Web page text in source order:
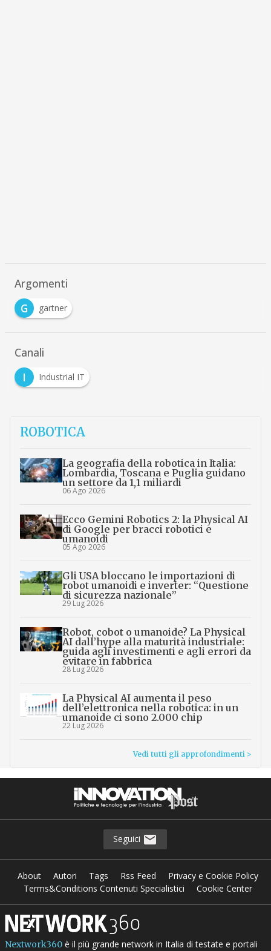
Argomenti
G
gartner
Canali
I
Industrial IT
ROBOTICA
La geografia della robotica in Italia:
Lombardia, Toscana e Puglia guidano
un settore da 1,1 miliardi
06 Ago 2026
Ecco Gemini Robotics 2: la Physical AI
di Google per bracci robotici e
umanoidi
05 Ago 2026
Gli USA bloccano le importazioni di
robot umanoidi e inverter: “Questione
di sicurezza nazionale”
29 Lug 2026
Robot, cobot o umanoide? La Physical
AI dall’hype alla maturità industriale:
guida agli investimenti e agli errori da
evitare in fabbrica
28 Lug 2026
La Physical AI aumenta il peso
dell’elettronica nella robotica: in un
umanoide ci sono 2.000 chip
22 Lug 2026
Vedi tutti gli approfondimenti >
Seguici
About Autori Tags Rss Feed
Privacy e Cookie Policy
Terms&Conditions Contenuti Specialistici
Cookie Center
Nextwork360è il più grande network in Italia di testate e portali